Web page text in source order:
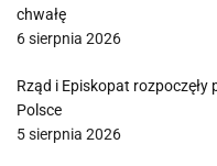
chwałę
6 sierpnia 2026
Rząd i Episkopat
Polsce
5 sierpnia 2026